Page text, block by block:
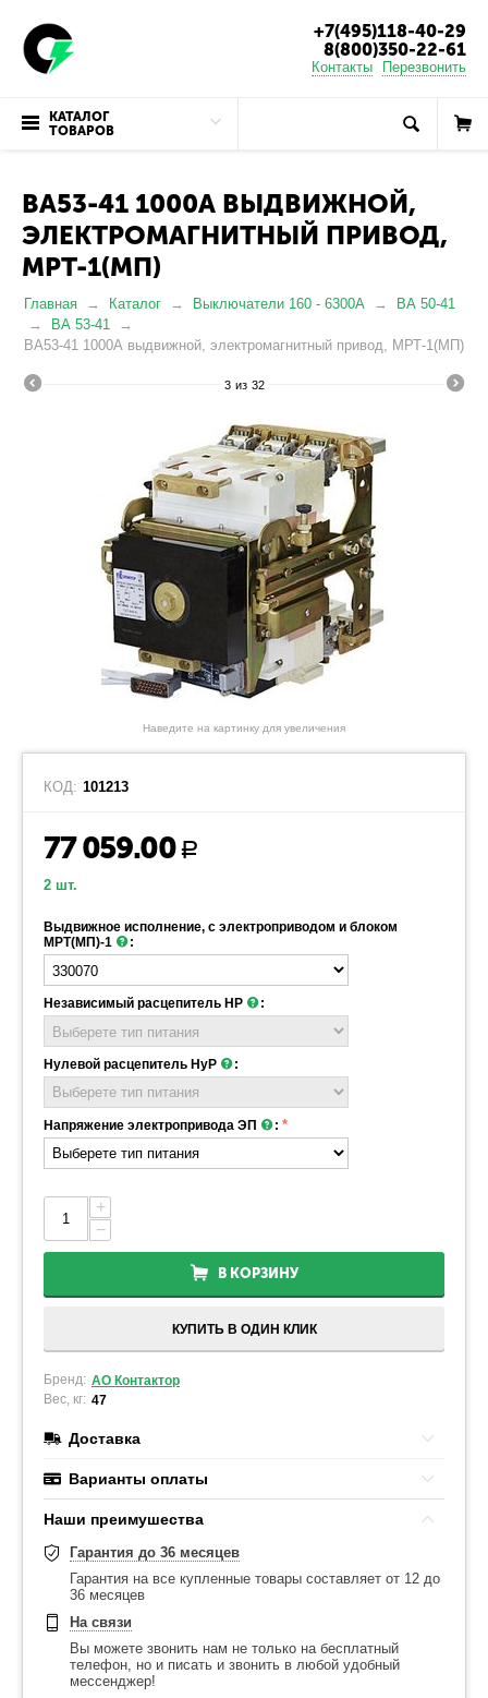
+7(495)118-40-29
8(800)350-22-61
Контакты Перезвонить
КАТАЛОГ
ТОВАРОВ
ВА53-41 1000А ВЫДВИЖНОЙ,
ЭЛЕКТРОМАГНИТНЫЙ ПРИВОД,
МРТ-1(МП)
Главная Каталог Выключатели 160 - 6300А
ВА 50-41
ВА 53-41
ВА53-41 1000А выдвижной, электромагнитный привод, МРТ-1(МП)
3 из 32
Наведите на картинку для увеличения
КОД: 101213
77 059.00 Р
2 шт.
Выдвижное исполнение, с электроприводом и блоком
МРТ(МП)-1
:
Независимый расцепитель НР :
Нулевой расцепитель НуР :
Напряжение электропривода ЭП :
+
−
В КОРЗИНУ
КУПИТЬ В ОДИН КЛИК
Бренд: АО Контактор
Вес, кг: 47
Доставка
Варианты оплаты
Наши преимушества
Гарантия до 36 месяцев
Гарантия на все купленные товары составляет от 12 до
36 месяцев
На связи
Вы можете звонить нам не только на бесплатный
телефон, но и писать и звонить в любой удобный
мессенджер!